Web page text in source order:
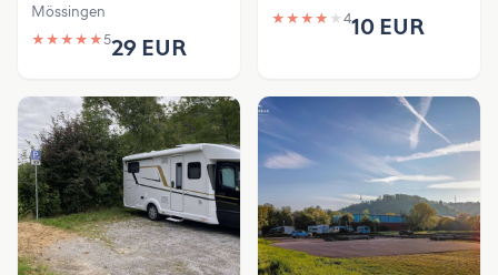
Mössingen
★ ★ ★ ★ ★529 EUR
★ ★ ★ ★ ★ 410 EUR